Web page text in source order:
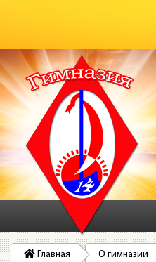
Главная О гимназии